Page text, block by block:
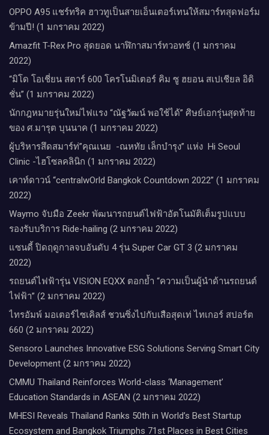
OPPO A95 แชร์ทริค ฮาวทูเป็นสายเอ็นเตอร์เทนให้สมาร์ทสุดฟอร์ม
ข้ามปี! (1 มกราคม 2022)
Amazfit T-Rex Pro สุดยอด นาฬิกาสมาร์ทวอทช์ (1 มกราคม
2022)
“มิโด โอเชี่ยน สตาร์ 600 โครโนมิเตอร์ คิม ซู ฮยอน สเปเชียล อิดิ
ชั่น” (1 มกราคม 2022)
นักกฎหมายรุ่นใหม่ไฟแรง “ณัฐวัฒน์ พอใช้ได้” ศิษย์เอกรุ่นสุดท้าย
ของ ศ.มารุต บุนนาค (1 มกราคม 2022)
ผู้บริหารสึดสมาร์ท่”คุณเนย -ณหทัย เล็กบำรุง” แห่ง Hi Seoul
Clinic -ไฮโซลคลินิก (1 มกราคม 2022)
เคาท์ดาวน์​ “centralwOrld Bangkok Countdown 2022” (1 มกราคม
2022)
Waymo จับมือ Zeekr พัฒนารถยนต์ไฟฟ้าอัตโนมัติเต็มรูปแบบ
รองรับบริการ Ride-hailing (2 มกราคม 2022)
แซนดี้ ปิดฤดูกาลจบอันดับ 4 รุ่น Super Car GT 3 (2 มกราคม
2022)
รถยนต์ไฟฟ้ารุ่น VISION EQXX ตอกย้ำ “ความเป็นผู้นำด้านรถยนต์
ไฟฟ้า” (2 มกราคม 2022)
ไทรอัมพ์ มอเตอร์ไซเคิลส์ ชวนซิ่งไปกับเสือสุดเท่ ไทเกอร์ สปอร์ต
660 (2 มกราคม 2022)
Sensoro Launches Innovative ESG Solutions Serving Smart City
Development (2 มกราคม 2022)
CMMU Thailand Reinforces World-class ‘Management’
Education Standards in ASEAN (2 มกราคม 2022)
MHESI Reveals Thailand Ranks 50th in World’s Best Startup
Ecosystem and Bangkok Triumphs 71st Places in Best Cities